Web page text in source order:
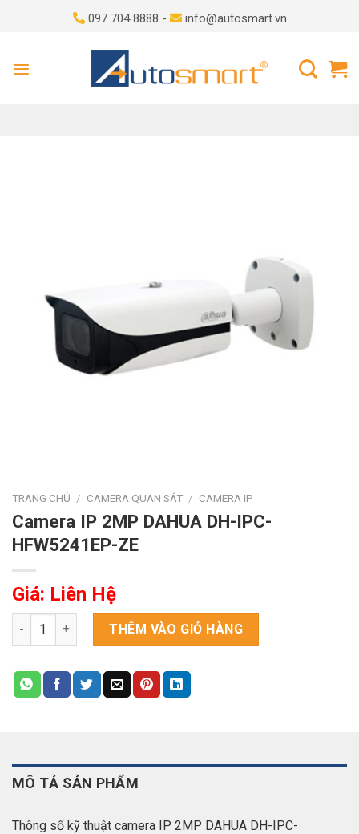
097 704 8888 - info@autosmart.vn
TRANG CHỦ / CAMERA QUAN SÁT / CAMERA IP
Camera IP 2MP DAHUA DH-IPC-
HFW5241EP-ZE
Giá: Liên Hệ
Camera IP 2MP DAHUA DH-IPC-HFW5241EP-ZE số lượng
THÊM VÀO GIỎ HÀNG
MÔ TẢ SẢN PHẨM
Thông số kỹ thuật camera IP 2MP DAHUA DH-IPC-